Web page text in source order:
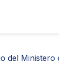
del Ministero